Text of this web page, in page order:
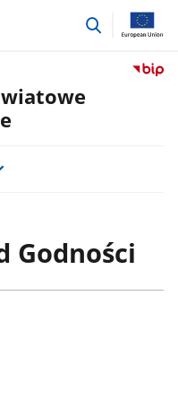
przejdź
Przejdź
Jaśle
Godności